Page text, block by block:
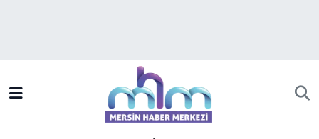
Mersin Trafik Yoğunluk Haritası
Süper Lig Puan Durumu ve Fikstür